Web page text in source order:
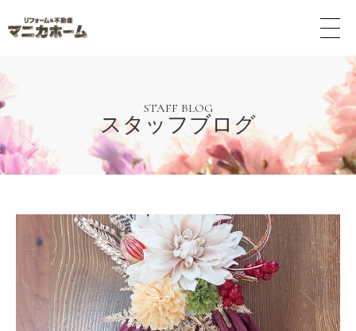
メ
ボ
タ
ン
STAFF BLOG
スタッフブログ